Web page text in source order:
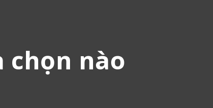
nào